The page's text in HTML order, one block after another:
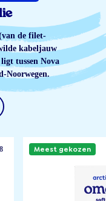
de filet-
kabeljauw
tussen Nova
Noorwegen.
Meest gekozen